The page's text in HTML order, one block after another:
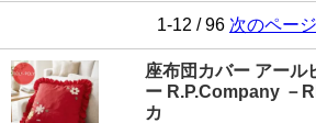
1-12 / 96 次のペー
座布団カバー アール
ー R.P.Company －
カ